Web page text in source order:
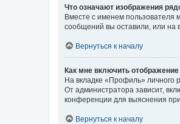
Что означают изображения
Вместе с именем пользователя
сообщений вы оставили, или на
Вернуться к началу
Как мне включить
На вкладке «Профиль» личного
От администратора зависит,
конференции для выяснения
Вернуться к началу